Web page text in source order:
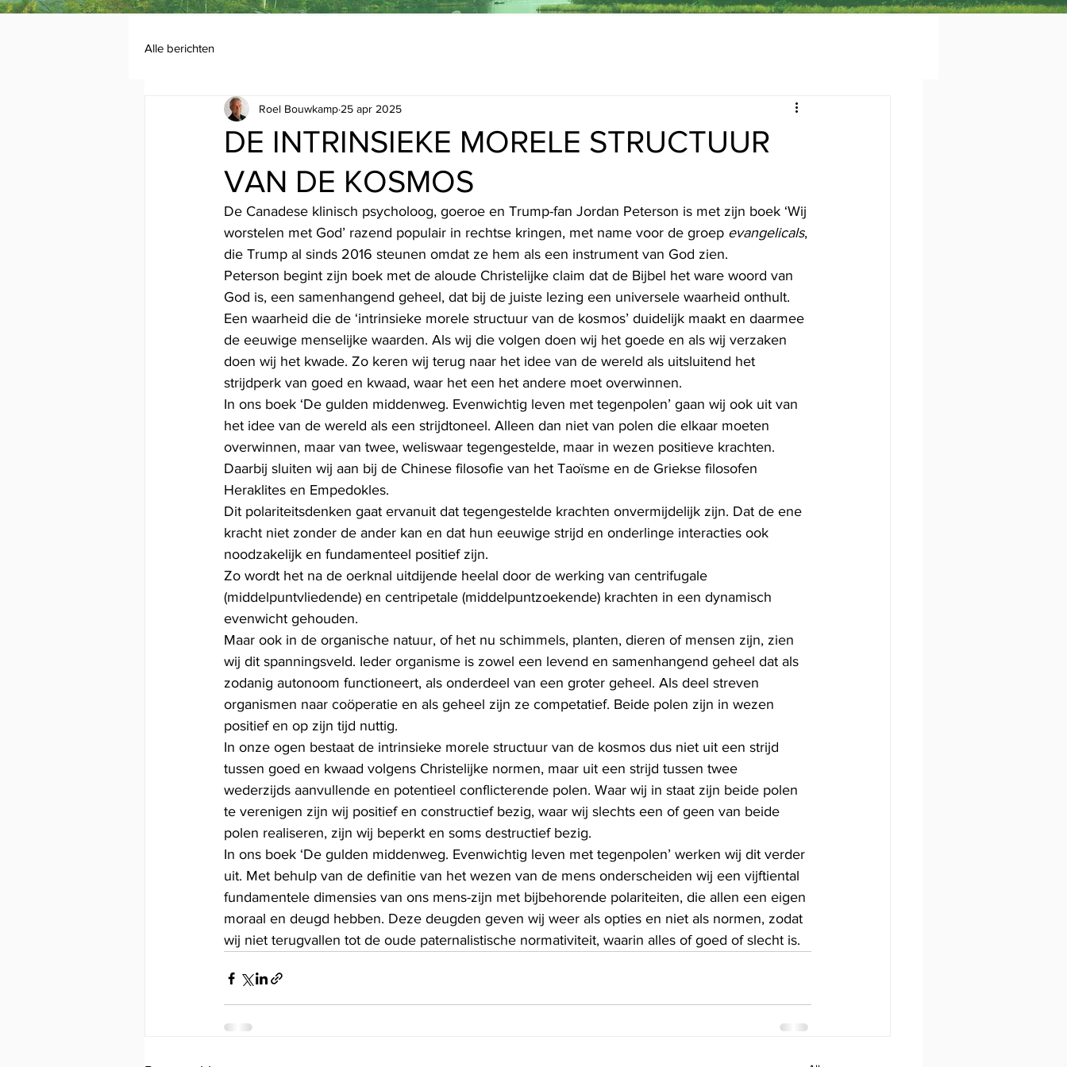
Alle berichten
DE INTRINSIEKE MORELE STRUCTUUR
VAN DE KOSMOS
Roel Bouwkamp 25 apr 2025
De Canadese klinisch psycholoog, goeroe en Trump-fan Jordan Peterson is met zijn boek ‘Wij
worstelen met God’ razend populair in rechtse kringen, met name voor de groep evangelicals,
die Trump al sinds 2016 steunen omdat ze hem als een instrument van God zien.
Peterson begint zijn boek met de aloude Christelijke claim dat de Bijbel het ware woord van
God is, een samenhangend geheel, dat bij de juiste lezing een universele waarheid onthult.
Een waarheid die de ‘intrinsieke morele structuur van de kosmos’ duidelijk maakt en daarmee
de eeuwige menselijke waarden. Als wij die volgen doen wij het goede en als wij verzaken
doen wij het kwade. Zo keren wij terug naar het idee van de wereld als uitsluitend het
strijdperk van goed en kwaad, waar het een het andere moet overwinnen.
In ons boek ‘De gulden middenweg. Evenwichtig leven met tegenpolen’ gaan wij ook uit van
het idee van de wereld als een strijdtoneel. Alleen dan niet van polen die elkaar moeten
overwinnen, maar van twee, weliswaar tegengestelde, maar in wezen positieve krachten.
Daarbij sluiten wij aan bij de Chinese filosofie van het Taoïsme en de Griekse filosofen
Heraklites en Empedokles.
Dit polariteitsdenken gaat ervanuit dat tegengestelde krachten onvermijdelijk zijn. Dat de ene
kracht niet zonder de ander kan en dat hun eeuwige strijd en onderlinge interacties ook
noodzakelijk en fundamenteel positief zijn.
Zo wordt het na de oerknal uitdijende heelal door de werking van centrifugale
(middelpuntvliedende) en centripetale (middelpuntzoekende) krachten in een dynamisch
evenwicht gehouden.
Maar ook in de organische natuur, of het nu schimmels, planten, dieren of mensen zijn, zien
wij dit spanningsveld. Ieder organisme is zowel een levend en samenhangend geheel dat als
zodanig autonoom functioneert, als onderdeel van een groter geheel. Als deel streven
organismen naar coöperatie en als geheel zijn ze competatief. Beide polen zijn in wezen
positief en op zijn tijd nuttig.
In onze ogen bestaat de intrinsieke morele structuur van de kosmos dus niet uit een strijd
tussen goed en kwaad volgens Christelijke normen, maar uit een strijd tussen twee
wederzijds aanvullende en potentieel conflicterende polen. Waar wij in staat zijn beide polen
te verenigen zijn wij positief en constructief bezig, waar wij slechts een of geen van beide
polen realiseren, zijn wij beperkt en soms destructief bezig.
In ons boek ‘De gulden middenweg. Evenwichtig leven met tegenpolen’ werken wij dit verder
uit. Met behulp van de definitie van het wezen van de mens onderscheiden wij een vijftiental
fundamentele dimensies van ons mens-zijn met bijbehorende polariteiten, die allen een eigen
moraal en deugd hebben. Deze deugden geven wij weer als opties en niet als normen, zodat
wij niet terugvallen tot de oude paternalistische normativiteit, waarin alles of goed of slecht is.